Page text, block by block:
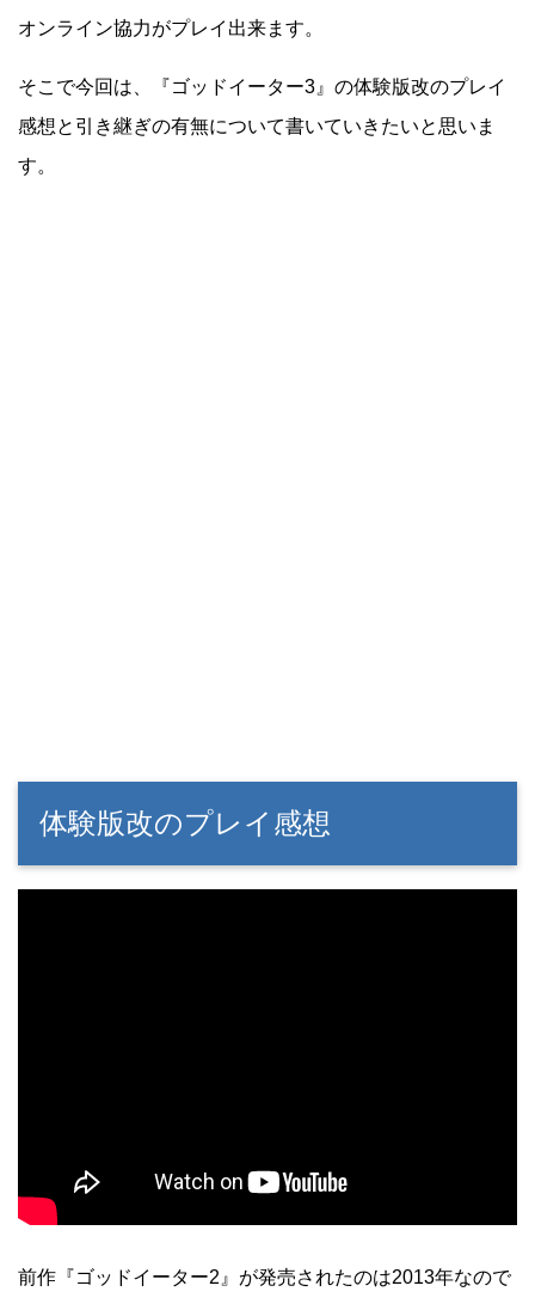
オンライン協力がプレイ出来ます。
そこで今回は、『ゴッドイーター3』の体験版改のプレイ
感想と引き継ぎの有無について書いていきたいと思いま
す。
体験版改のプレイ感想
前作『ゴッドイーター2』が発売されたのは2013年なので